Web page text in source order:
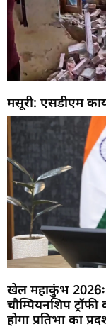
मसूरी: एसडीएम
खेल महाकुंभ 2026ः
चौम्पियनशिप
होगा प्रतिभा का